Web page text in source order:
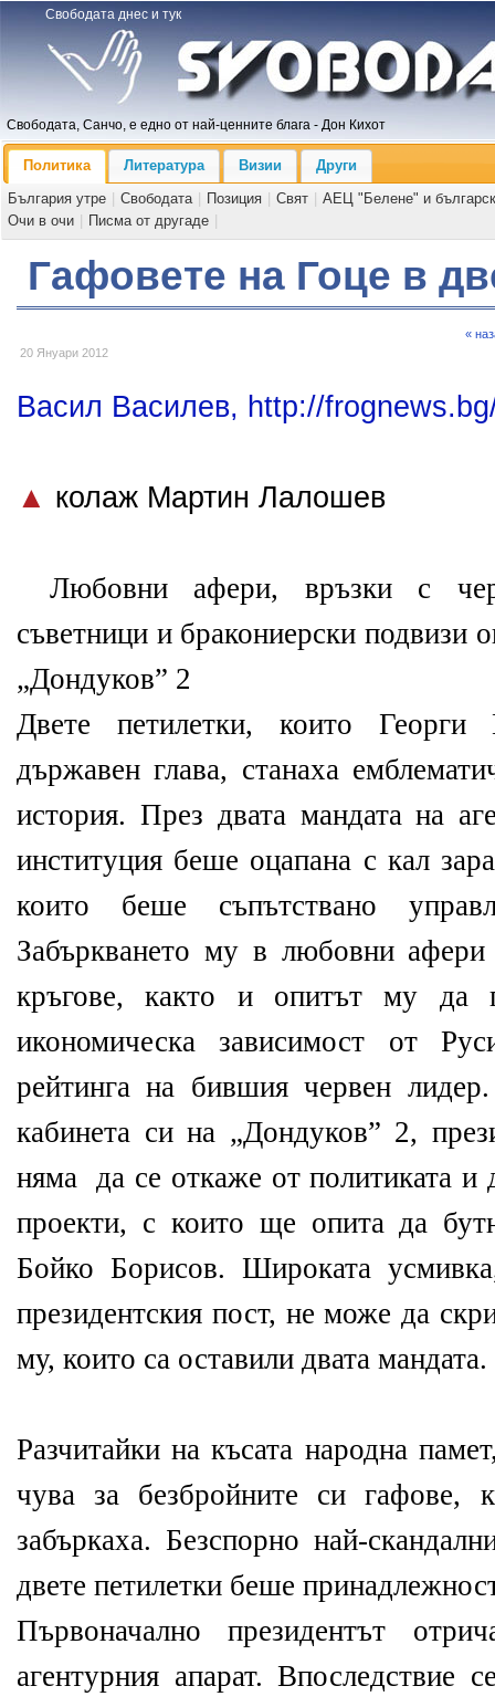
Свободата днес и тук
Свободата, Санчо, е едно от най-ценните блага - Дон Кихот
Политика Литература Визии
Други
България утре
Свободата Позиция Свят
АЕЦ "Белене" и
Очи в очи
Писма от другаде
Гафовете на Гоце в
20 Януари 2012
«
Васил Василев, http://
▲ колаж Мартин Лалошев
Любовни афери, връзки с
съветници и бракониерски подвизи
„Дондуков” 2
Двете петилетки, които Георги
държавен глава, станаха
история. През двата мандата на
институция беше оцапана с кал
които беше съпътствано
Забъркването му в любовни
кръгове, както и опитът му да
икономическа зависимост от
рейтинга на бившия червен
кабинета си на „Дондуков” 2,
няма да се откаже от политиката и
проекти, с които ще опита да
Бойко Борисов. Широката
президентския пост, не може да
му, които са оставили двата мандата.
Разчитайки на късата народна
чува за безбройните си гафове,
забъркаха. Безспорно най-
двете петилетки беше
Първоначално президентът
агентурния апарат. Впоследствие